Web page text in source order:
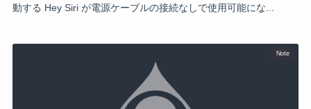
動する Hey Siri が電源ケーブルの接続なしで使用可能にな...
Note